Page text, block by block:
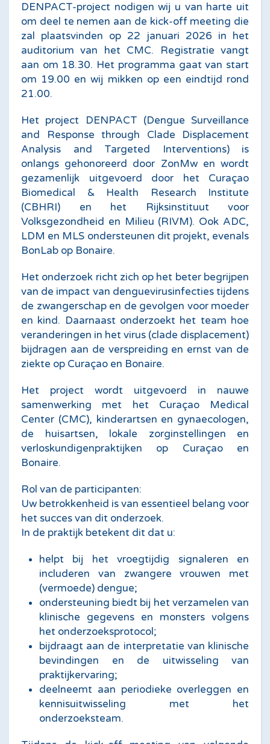
DENPACT-project nodigen wij u van harte uit
om deel te nemen aan de kick-off meeting die
zal plaatsvinden op 22 januari 2026 in het
auditorium van het CMC. Registratie vangt
aan om 18.30. Het programma gaat van start
om 19.00 en wij mikken op een eindtijd rond
21.00.
Het project DENPACT (Dengue Surveillance
and Response through Clade Displacement
Analysis and Targeted Interventions) is
onlangs gehonoreerd door ZonMw en wordt
gezamenlijk uitgevoerd door het Curaçao
Biomedical & Health Research Institute
(CBHRI) en het Rijksinstituut voor
Volksgezondheid en Milieu (RIVM). Ook ADC,
LDM en MLS ondersteunen dit projekt, evenals
BonLab op Bonaire.
Het onderzoek richt zich op het beter begrijpen
van de impact van denguevirusinfecties tijdens
de zwangerschap en de gevolgen voor moeder
en kind. Daarnaast onderzoekt het team hoe
veranderingen in het virus (clade displacement)
bijdragen aan de verspreiding en ernst van de
ziekte op Curaçao en Bonaire.
Het project wordt uitgevoerd in nauwe
samenwerking met het Curaçao Medical
Center (CMC), kinderartsen en gynaecologen,
de huisartsen, lokale zorginstellingen en
verloskundigenpraktijken op Curaçao en
Bonaire.
Rol van de participanten:
Uw betrokkenheid is van essentieel belang voor
het succes van dit onderzoek.
In de praktijk betekent dit dat u:
helpt bij het vroegtijdig signaleren en
includeren van zwangere vrouwen met
(vermoede) dengue;
ondersteuning biedt bij het verzamelen van
klinische gegevens en monsters volgens
het onderzoeksprotocol;
bijdraagt aan de interpretatie van klinische
bevindingen en de uitwisseling van
praktijkervaring;
deelneemt aan periodieke overleggen en
kennisuitwisseling met het
onderzoeksteam.